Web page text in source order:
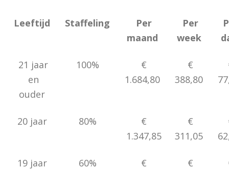
Leeftijd Staffeling
Per
maand
Per
week
21 jaar
en
ouder
100%
€
1.684,80
€
388,80
20 jaar 80%
€
1.347,85
€
311,05
19 jaar 60%
€
€